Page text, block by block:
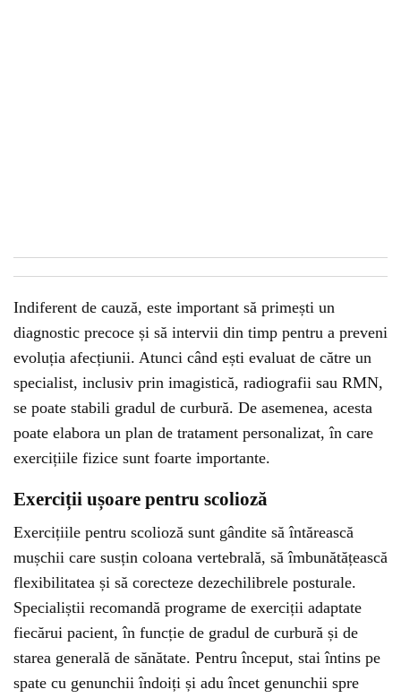
Indiferent de cauză, este important să primești un
diagnostic precoce și să intervii din timp pentru a preveni
evoluția afecțiunii. Atunci când ești evaluat de către un
specialist, inclusiv prin imagistică, radiografii sau RMN,
se poate stabili gradul de curbură. De asemenea, acesta
poate elabora un plan de tratament personalizat, în care
exercițiile fizice sunt foarte importante.
Exerciții ușoare pentru scolioză
Exercițiile pentru scolioză sunt gândite să întărească
mușchii care susțin coloana vertebrală, să îmbunătățească
flexibilitatea și să corecteze dezechilibrele posturale.
Specialiștii recomandă programe de exerciții adaptate
fiecărui pacient, în funcție de gradul de curbură și de
starea generală de sănătate. Pentru început, stai întins pe
spate cu genunchii îndoiți și adu încet genunchii spre